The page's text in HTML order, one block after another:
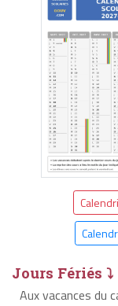
Jours Fériés ⤵
Aux vacances du